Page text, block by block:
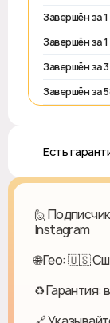
Завершён за
Завершён за
Завершён за
Завершён за
♻️ Есть
🙋
Instagram
🌐 Гео: 🇺🇸
♻ Гарантия: